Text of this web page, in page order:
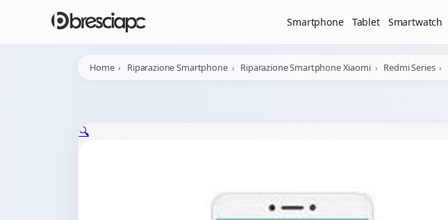
Smartphone Tablet Smartwatch
Home Riparazione Smartphone Riparazione Smartphone Xiaomi Redmi Series
🔍